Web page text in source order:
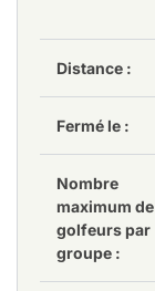
Distance :
Fermé le :
Nombre
maximum de
golfeurs par
groupe :